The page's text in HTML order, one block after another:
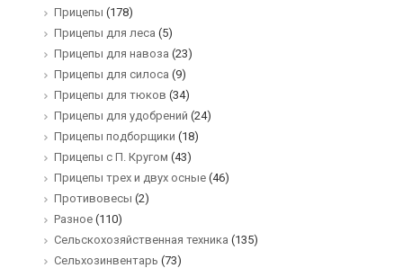
Прицепы (178)
Прицепы для леса (5)
Прицепы для навоза (23)
Прицепы для силоса (9)
Прицепы для тюков (34)
Прицепы для удобрений (24)
Прицепы подборщики (18)
Прицепы с П. Кругом (43)
Прицепы трех и двух осные (46)
Противовесы (2)
Разное (110)
Сельскохозяйственная техника (135)
Сельхозинвентарь (73)